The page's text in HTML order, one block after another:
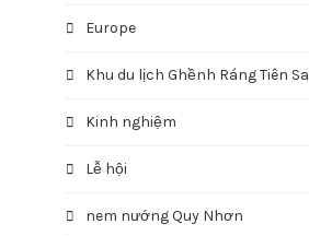
Europe
Khu du lịch Ghềnh Ráng Tiên Sa
Kinh nghiệm
Lễ hội
nem nướng Quy Nhơn